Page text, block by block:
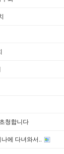
청합니다
에 다녀와서..